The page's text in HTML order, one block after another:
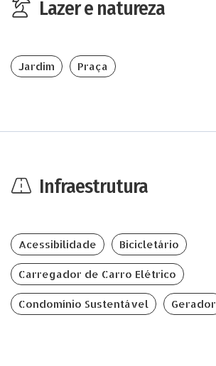
Lazer e natureza
Jardim Praça
Infraestrutura
Acessibilidade Bicicletário
Carregador de Carro Elétrico
Condomínio Sustentável Gerador